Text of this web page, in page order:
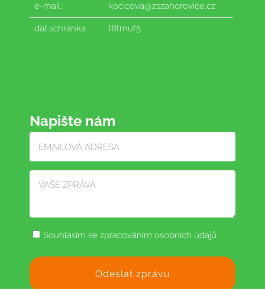
e-mail: kocicova@zszahorovice.cz
dat.schránka f8tmuf5
Napište nám
Souhlasím se zpracováním osobních údajů